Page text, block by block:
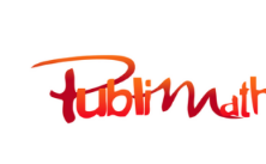
contenu
Publimath